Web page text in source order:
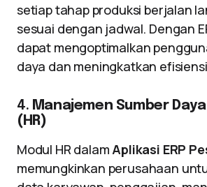
setiap tahap produksi berjalan
sesuai dengan jadwal. Dengan
dapat mengoptimalkan
daya dan meningkatkan
4. Manajemen Sumber
(HR)
Modul HR dalamAplikasi ERP
memungkinkan perusahaan